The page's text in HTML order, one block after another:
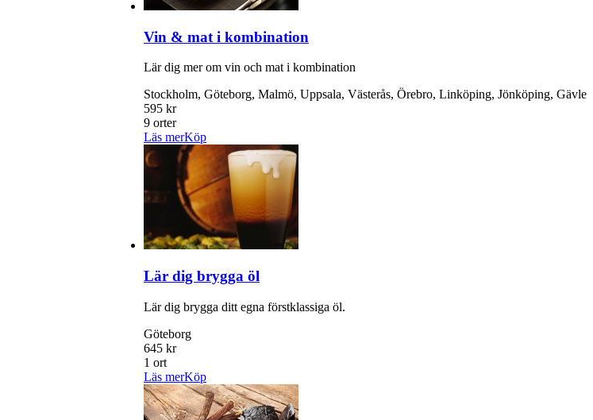
Vin & mat i kombination
Lär dig mer om vin och mat i kombination
Stockholm, Göteborg, Malmö, Uppsala, Västerås, Örebro, Linköping, Jönköping, Gävle
595 kr
9 orter
Läs merKöp
Lär dig brygga öl
Lär dig brygga ditt egna förstklassiga öl.
Göteborg
645 kr
1 ort
Läs merKöp